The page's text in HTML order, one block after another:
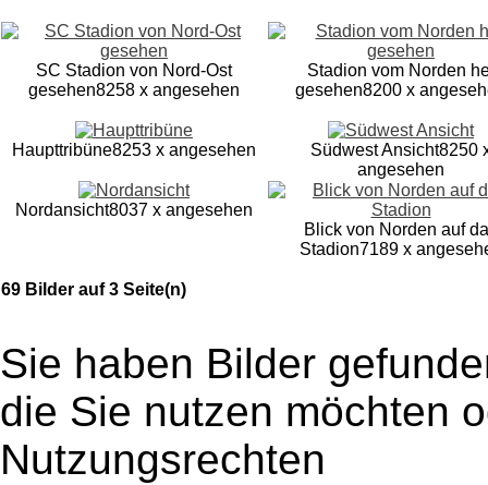
SC Stadion von Nord-Ost
gesehen8258 x angesehen
Stadion vom Norden
gesehen8200 x
Haupttribüne8253 x angesehen Südwest Ansicht8250
angesehen
Nordansicht8037 x angesehen
Blick von Norden auf
Stadion7189 x
69 Bilder auf 3 Seite(n)
Sie haben Bilder
die Sie nutzen möchten
Nutzungsrechten